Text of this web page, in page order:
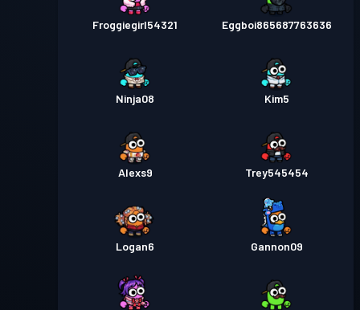
Froggiegirl54321 Eggboi865687763636
Ninja08 Kim5
Alexs9 Trey545454
Logan6 Gannon09